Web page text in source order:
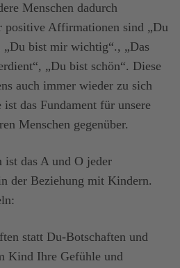
Menschen dadurch
Affirmationen sind „Du
„Du bist mir wichtig“., „Das
„Du bist schön“. Diese
auch immer wieder zu sich
ist das Fundament für unsere
Menschen gegenüber.
das A und O jeder
der Beziehung mit Kindern.
statt Du-Botschaften und
Kind Ihre Gefühle und